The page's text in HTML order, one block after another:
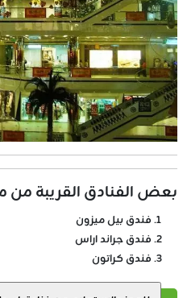
بعض الفنادق القريبة
فندق بيل ميزون
فندق جراند اراس
فندق كراتون